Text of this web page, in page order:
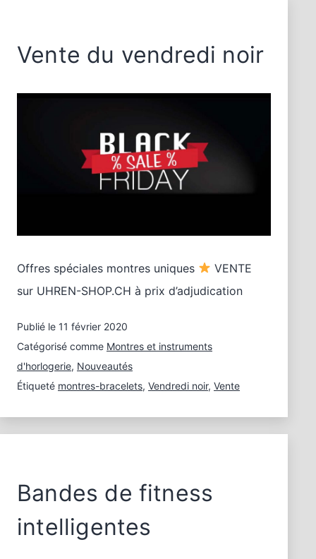
Vente du vendredi noir
Offres spéciales montres uniques
VENTE
sur UHREN-SHOP.CH à prix d’adjudication
Publié le 11 février 2020
Catégorisé comme Montres et instruments
d'horlogerie, Nouveautés
Étiqueté montres-bracelets, Vendredi noir, Vente
Bandes de fitness
intelligentes